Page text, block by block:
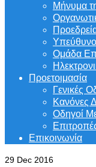
Μήνυμα
Ομάδα
Προετοιμασία
Γενικές
Κανόνες
Οδηγοί
Επικοινωνία
29 Dec 2016